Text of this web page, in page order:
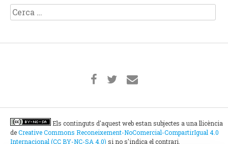
Cerca:
Els continguts d'aquest web estan subjectes a una llicència
deCreative Commons Reconeixement-NoComercial-CompartirIgual 4.0
Internacional (CC BY-NC-SA 4.0) si no s'indica el contrari.